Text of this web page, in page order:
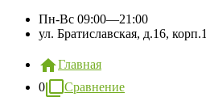
Пн-Вс 09:00—21:00
ул. Братиславская, д.16, корп.1
Главная
0
Сравнение